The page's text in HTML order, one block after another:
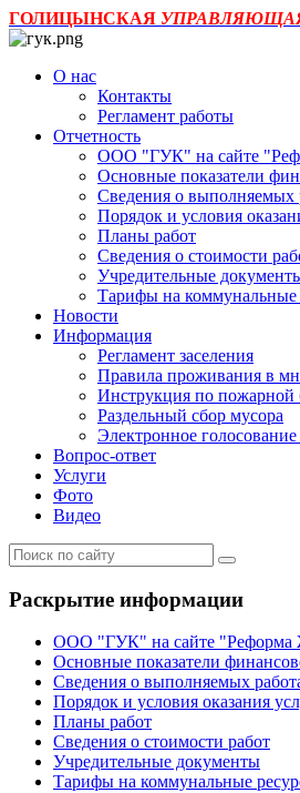
ГОЛИЦЫНСКАЯ
О нас
Контакты
Регламент работы
Отчетность
ООО "ГУК" на сайте
Основные показатели
Сведения о выполняемых
Порядок и условия
Планы работ
Сведения о стоимости
Учредительные
Тарифы на коммунальные
Новости
Информация
Регламент заселения
Правила проживания в
Инструкция по пожарной
Раздельный сбор мусора
Электронное
Вопрос-ответ
Услуги
Фото
Видео
Раскрытие информации
ООО "ГУК" на сайте
Основные показатели
Сведения о выполняемых
Порядок и условия оказания
Планы работ
Сведения о стоимости работ
Учредительные документы
Тарифы на коммунальные